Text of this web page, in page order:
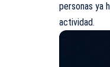
personas ya
actividad.